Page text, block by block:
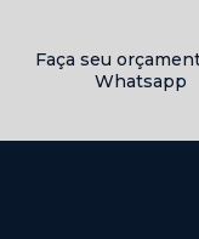
Faça seu
Whatsapp